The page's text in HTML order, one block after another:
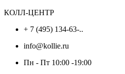
КОЛЛ-ЦЕНТР
+ 7 (495) 134-63-..
info@kollie.ru
Пн - Пт 10:00 -19:00